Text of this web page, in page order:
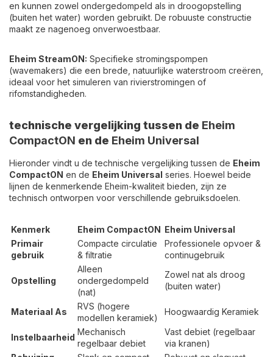
en kunnen zowel ondergedompeld als in droogopstelling
(buiten het water) worden gebruikt. De robuuste constructie
maakt ze nagenoeg onverwoestbaar.
Eheim StreamON: Specifieke stromingspompen
(wavemakers) die een brede, natuurlijke waterstroom creëren,
ideaal voor het simuleren van rivierstromingen of
rifomstandigheden.
technische vergelijking tussen de Eheim
CompactON en de Eheim Universal
Hieronder vindt u de technische vergelijking tussen de Eheim
CompactON en de Eheim Universal series. Hoewel beide
lijnen de kenmerkende Eheim-kwaliteit bieden, zijn ze
technisch ontworpen voor verschillende gebruiksdoelen.
Kenmerk Eheim CompactON Eheim Universal
Primair
gebruik
Compacte circulatie
& filtratie
Professionele opvoer &
continugebruik
Opstelling
Alleen
ondergedompeld
(nat)
Zowel nat als droog
(buiten water)
Materiaal As
RVS (hogere
modellen keramiek)
Hoogwaardig Keramiek
Instelbaarheid
Mechanisch
regelbaar debiet
Vast debiet (regelbaar
via kranen)